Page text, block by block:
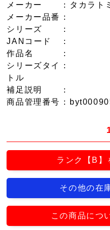
メーカー
：タカラト
メーカー品番
：
シリーズ
：
JANコード
：
作品名
：
シリーズタイ
トル
：
補足説明
：
商品管理番号 ：
ランク【B】
その他の在
この商品につ